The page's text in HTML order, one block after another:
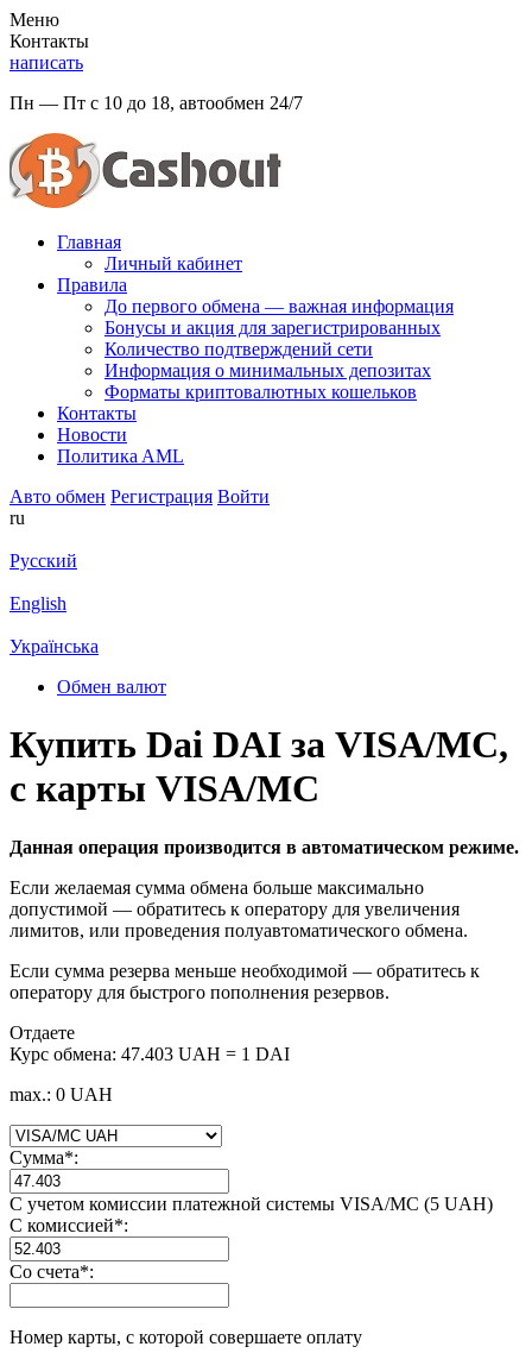
Меню
Контакты
написать
Пн — Пт с 10 до 18, автообмен 24/7
Главная
Личный кабинет
Правила
До первого обмена — важная информация
Бонусы и акция для зарегистрированных
Количество подтверждений сети
Информация о минимальных депозитах
Форматы криптовалютных кошельков
Контакты
Новости
Политикa AML
Авто обмен Регистрация Войти
ru
Русский
English
Українська
Обмен валют
Купить Dai DAI за VISA/MC,
с карты VISA/MC
Данная операция производится в автоматическом режиме.
Если желаемая сумма обмена больше максимально
допустимой — обратитесь к оператору для увеличения
лимитов, или проведения полуавтоматического обмена.
Если сумма резерва меньше необходимой — обратитесь к
оператору для быстрого пополнения резервов.
Отдаете
Курс обмена: 47.403 UAH = 1 DAI
max.: 0 UAH
Сумма*:
С учетом комиссии платежной системы VISA/MC (5 UAH)
С комиссией*:
Со счета*:
Номер карты, с которой совершаете оплату